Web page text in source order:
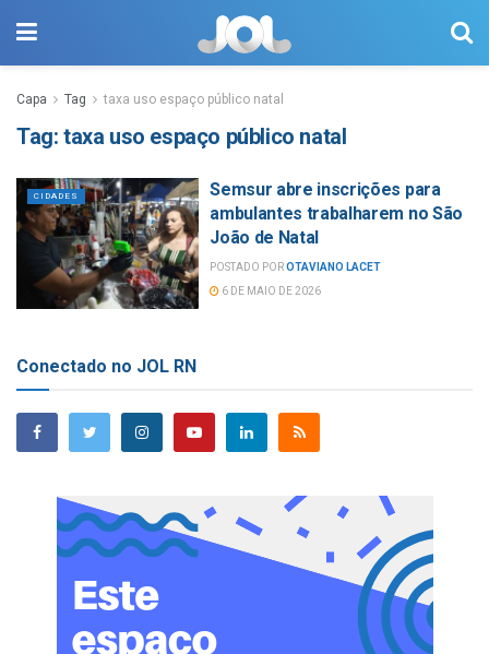
Capa Tag taxa uso espaço público natal
Tag: taxa uso espaço público natal
CIDADES
Semsur abre inscrições para
ambulantes trabalharem no São
João de Natal
POSTADO POROTAVIANO LACET
6 DE MAIO DE 2026
Conectado no JOL RN